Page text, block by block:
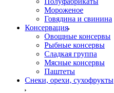
Мороженое
Говядина и свинина
Консервация
Овощные консервы
Рыбные консервы
Сладкая группа
Мясные консервы
Паштеты
Снеки, орехи, сухофрукты